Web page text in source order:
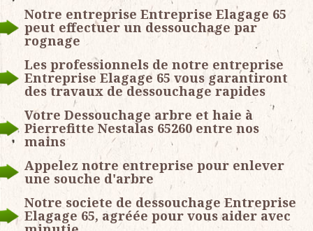
Notre entreprise Entreprise Elagage 65
peut effectuer un dessouchage par
rognage
Les professionnels de notre entreprise
Entreprise Elagage 65 vous garantiront
des travaux de dessouchage rapides
Votre Dessouchage arbre et haie à
Pierrefitte Nestalas 65260 entre nos
mains
Appelez notre entreprise pour enlever
une souche d'arbre
Notre societe de dessouchage Entreprise
Elagage 65, agréée pour vous aider avec